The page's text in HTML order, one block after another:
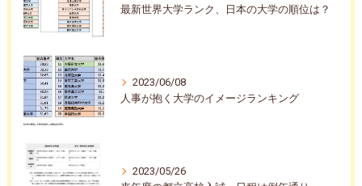
最新世界大学ランク、日本の大学の順位は？
2023/06/08
人事が抱く大学のイメージランキング
2023/05/26